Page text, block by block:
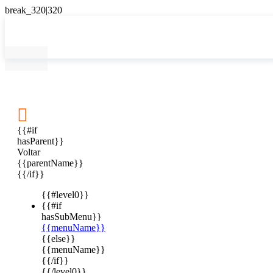

{{#if
hasParent}}
Voltar
{{parentName}}
{{/if}}
{{#level0}}
{{#if
hasSubMenu}}
{{menuName}}
{{else}}
{{menuName}}
{{/if}}